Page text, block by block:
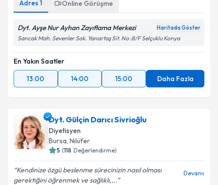
Adres 1 Online Görüşme
Dyt. Ayşe Nur Ayhan Zayıflama Merkezi Haritada Göster
Sancak Mah. Sevenler Sok. Yanartaş Sit. No :8/F Selçuklu Konya
En Yakın Saatler
13:00
14:00 15:00 Daha Fazla
Dyt. Gülçin Darıcı Sivrioğlu
Diyetisyen
Bursa, Nilüfer
5 (118 Değerlendirme)
Kendinize özgü beslenme sürecinizin nasıl olması
gerektiğini öğrenmek ve sağlıklı,...
Devamı